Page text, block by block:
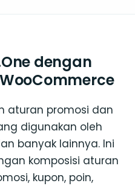
dengan
aturan promosi dan
digunakan oleh
banyak lainnya. Ini
komposisi aturan
kupon, poin,